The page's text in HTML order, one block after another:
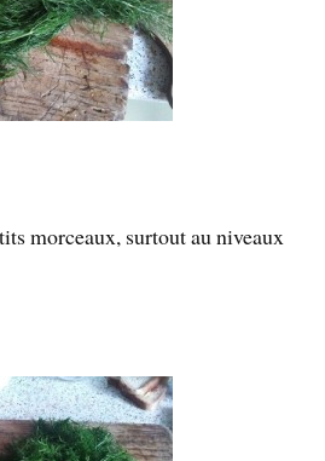
morceaux, surtout au niveaux